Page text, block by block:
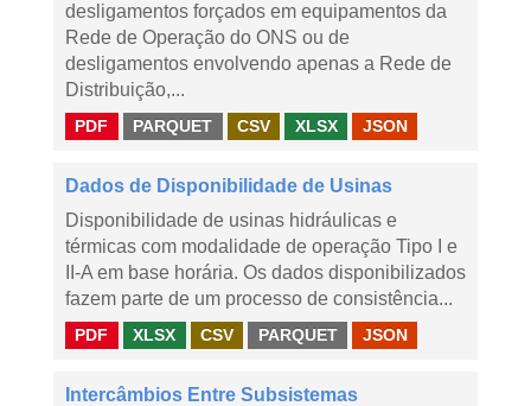
desligamentos forçados em equipamentos da
Rede de Operação do ONS ou de
desligamentos envolvendo apenas a Rede de
Distribuição,...
PDF PARQUET CSV XLSX JSON
Dados de Disponibilidade de Usinas
Disponibilidade de usinas hidráulicas e
térmicas com modalidade de operação Tipo I e
II-A em base horária. Os dados disponibilizados
fazem parte de um processo de consistência...
PDF XLSX CSV PARQUET JSON
Intercâmbios Entre Subsistemas